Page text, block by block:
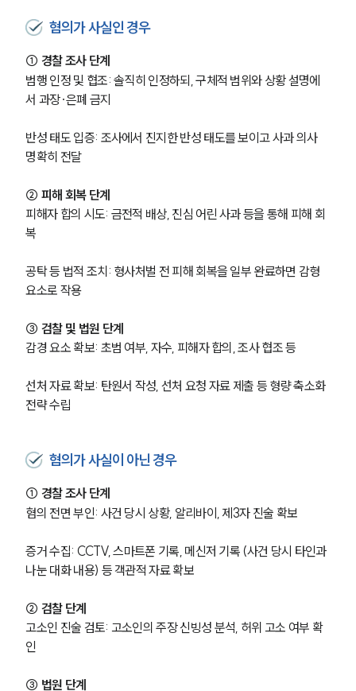
혐의가 사실인 경우
① 경찰 조사 단계
범행 인정 및 협조: 솔직히 인정하되, 구체적 범위와 상황 설명에
서 과장·은폐 금지
반성 태도 입증: 조사에서 진지한 반성 태도를 보이고 사과 의사
명확히 전달
② 피해 회복 단계
피해자 합의 시도: 금전적 배상, 진심 어린 사과 등을 통해 피해 회
복
공탁 등 법적 조치: 형사처벌 전 피해 회복을 일부 완료하면 감형
요소로 작용
③ 검찰 및 법원 단계
감경 요소 확보: 초범 여부, 자수, 피해자 합의, 조사 협조 등
선처 자료 확보: 탄원서 작성, 선처 요청 자료 제출 등 형량 축소화
전략 수립
혐의가 사실이 아닌 경우
① 경찰 조사 단계
혐의 전면 부인: 사건 당시 상황, 알리바이, 제3자 진술 확보
증거 수집: CCTV, 스마트폰 기록, 메신저 기록 (사건 당시 타인과
나눈 대화 내용) 등 객관적 자료 확보
② 검찰 단계
고소인 진술 검토: 고소인의 주장 신빙성 분석, 허위 고소 여부 확
인
③ 법원 단계